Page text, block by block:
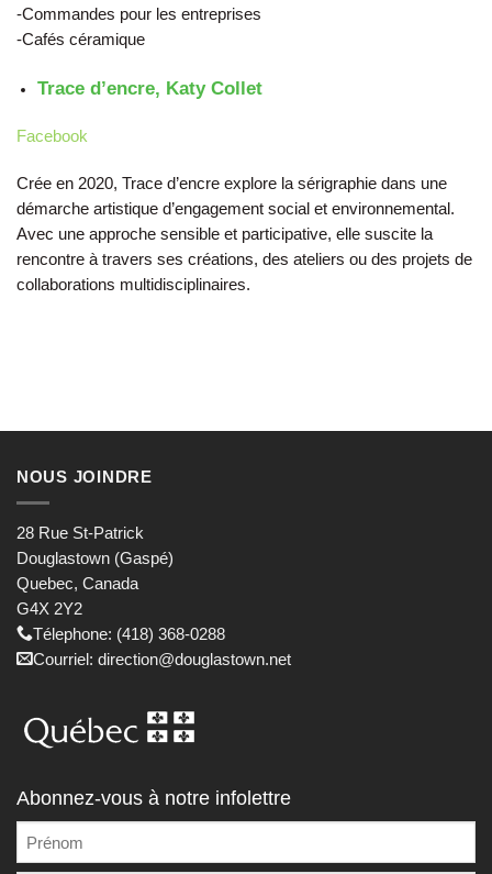
-Commandes pour les entreprises
-Cafés céramique
Trace d’encre, Katy Collet
Facebook
Crée en 2020, Trace d’encre explore la sérigraphie dans une
démarche artistique d’engagement social et environnemental.
Avec une approche sensible et participative, elle suscite la
rencontre à travers ses créations, des ateliers ou des projets de
collaborations multidisciplinaires.
NOUS JOINDRE
28 Rue St-Patrick
Douglastown (Gaspé)
Quebec, Canada
G4X 2Y2
Télephone: (418) 368-0288
Courriel: direction@douglastown.net
Abonnez-vous à notre infolettre
NOM
COMPLET